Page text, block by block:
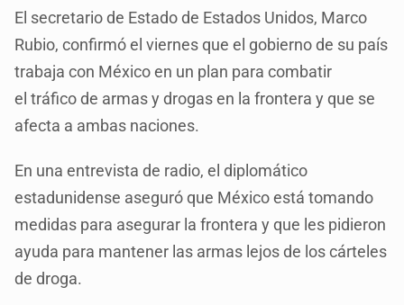
El secretario de Estado de Estados Unidos, Marco
Rubio, confirmó el viernes que el gobierno de su país
trabaja con México en un plan para combatir
el tráfico de armas y drogas en la frontera y que se
afecta a ambas naciones.
En una entrevista de radio, el diplomático
estadunidense aseguró que México está tomando
medidas para asegurar la frontera y que les pidieron
ayuda para mantener las armas lejos de los cárteles
de droga.